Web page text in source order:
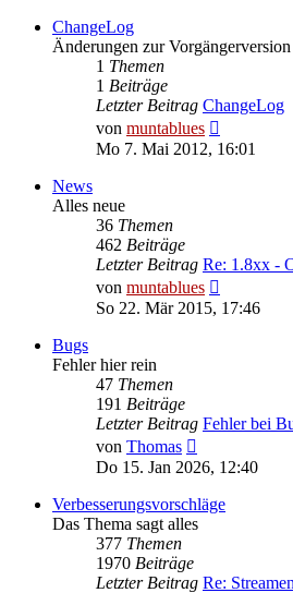
ChangeLog
Änderungen zur Vorgängerversion
1 Themen
1 Beiträge
Letzter Beitrag ChangeLog
von muntablues
Beitrag
Mo 7. Mai 2012, 16:01
News
Alles neue
36 Themen
462 Beiträge
Letzter Beitrag Re: 1.8xx -
von muntablues
Beitrag
So 22. Mär 2015, 17:46
Bugs
Fehler hier rein
47 Themen
191 Beiträge
Letzter Beitrag Fehler bei
von Thomas
Beitrag
Do 15. Jan 2026, 12:40
Verbesserungsvorschläge
Das Thema sagt alles
377 Themen
1970 Beiträge
Letzter Beitrag Re: